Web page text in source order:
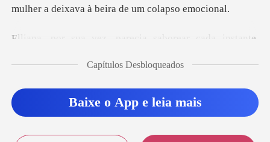
parecia saborear cada
Capítulos Desbloqueados
Baixe o App e leia mais